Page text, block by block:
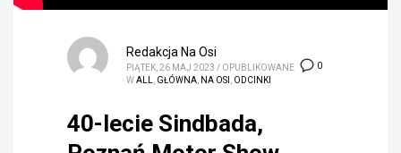
0
Redakcja Na Osi
PIĄTEK, 26 MAJ 2023 / OPUBLIKOWANE
WALL GŁÓWNA NA OSI ODCINKI
40-lecie Sindbada,